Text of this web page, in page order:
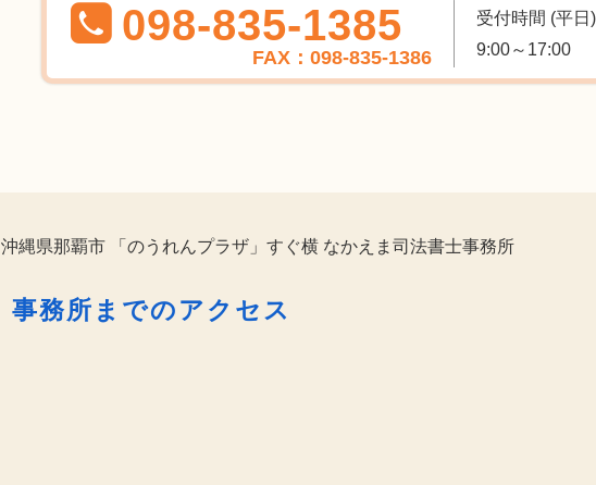
098-835-1385
FAX：098-835-1386
受付時間 (平日)
9:00～17:00
沖縄県那覇市 「のうれんプラザ」すぐ横 なかえま司法書士事務所
事務所までのアクセス